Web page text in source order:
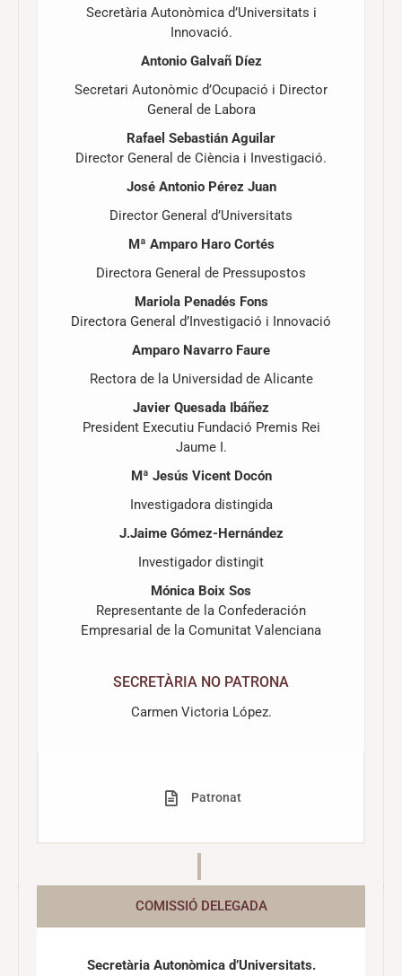
Secretària Autonòmica d’Universitats i
Innovació.
Antonio Galvañ Díez
Secretari Autonòmic d’Ocupació i Director
General de Labora
Rafael Sebastián Aguilar
Director General de Ciència i Investigació.
José Antonio Pérez Juan
Director General d’Universitats
Mª Amparo Haro Cortés
Directora General de Pressupostos
Mariola Penadés Fons
Directora General d’Investigació i Innovació
Amparo Navarro Faure
Rectora de la Universidad de Alicante
Javier Quesada Ibáñez
President Executiu Fundació Premis Rei
Jaume I.
Mª Jesús Vicent Docón
Investigadora distingida
J.Jaime Gómez-Hernández
Investigador distingit
Mónica Boix Sos
Representante de la Confederación
Empresarial de la Comunitat Valenciana
SECRETÀRIA NO PATRONA
Carmen Victoria López.
Patronat
COMISSIÓ DELEGADA
Secretària Autonòmica d’Universitats.